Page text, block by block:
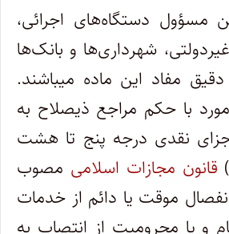
مسؤول دستگاه‌های اجرائی،
شهرداری‏‌ها و بانک‌ها
مفاد این ماده می‏باشند.
با حکم مراجع ذی‏صلاح به
نقدی درجه پنج تا هشت
قانون مجازات اسلامی مصوب
۱۳۹۲/۲/۱، انفصال موقت یا دائم از خدمات
و یا محرومیت از انتصاب به